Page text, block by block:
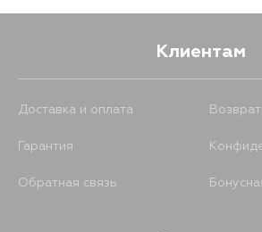
Клиентам
Доставка и оплата
Гарантия
Обратная связь